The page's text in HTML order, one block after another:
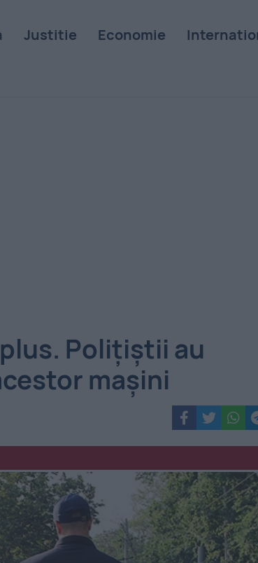
Justitie Economie
Polițiștii au
mașini